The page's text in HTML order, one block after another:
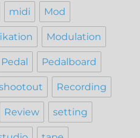
midi Mod
Modulation
Pedal Pedalboard
Recording
Review setting